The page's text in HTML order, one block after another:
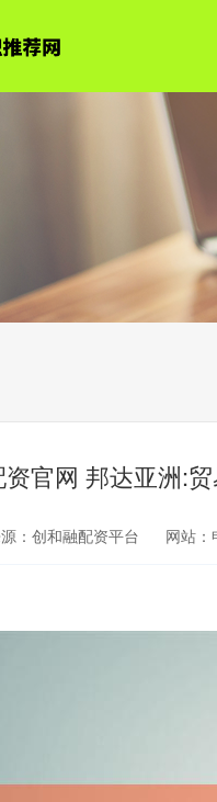
官网 邦达亚洲:
：创和融配资平台 网站：